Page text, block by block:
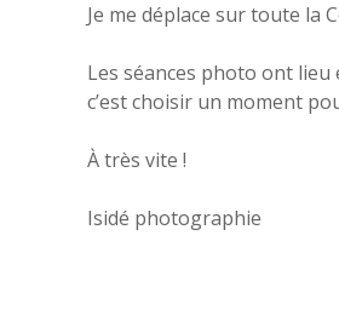
Je me déplace sur toute la
Les séances photo ont
c’est choisir un moment
À très vite !
Isidé photographie